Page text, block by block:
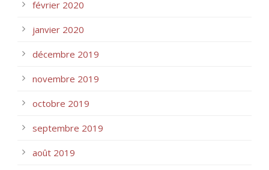
février 2020
janvier 2020
décembre 2019
novembre 2019
octobre 2019
septembre 2019
août 2019